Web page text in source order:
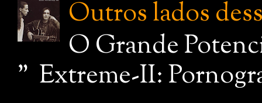
Outros lados
O Grande
" Extreme-II: